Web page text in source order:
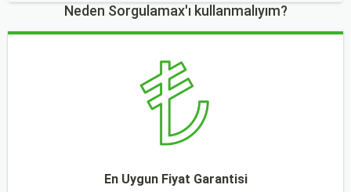
Neden Sorgulamax'ı kullanmalıyım?
En Uygun Fiyat Garantisi